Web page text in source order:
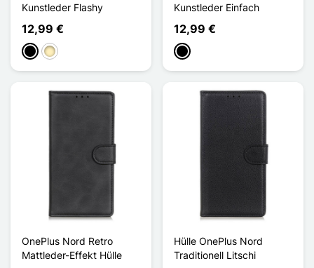
Kunstleder Flashy
12,99 €
SchwarzGolden
Kunstleder Einfach
12,99 €
Schwarz
OnePlus Nord Retro
Mattleder-Effekt Hülle
Hülle OnePlus Nord
Traditionell Litschi